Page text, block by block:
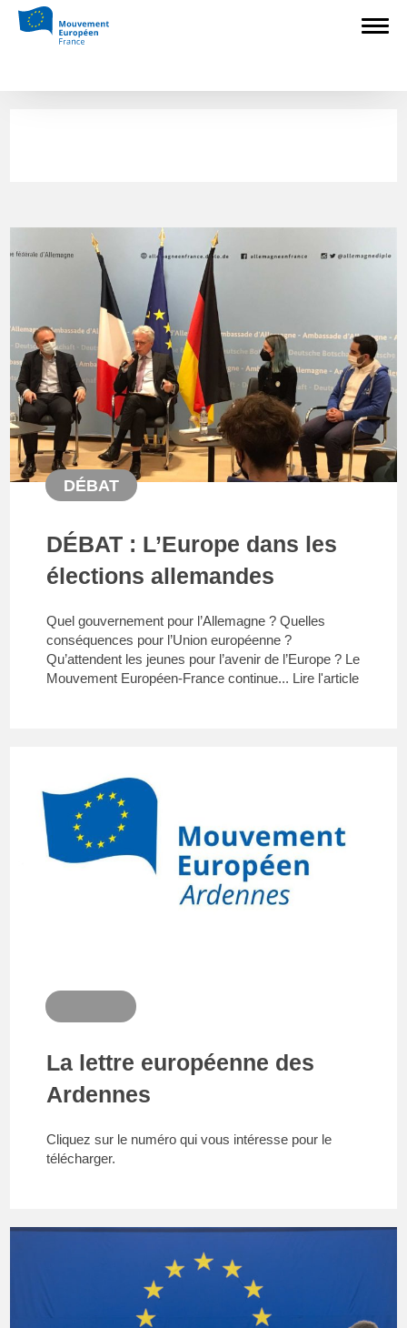
DÉBAT
DÉBAT : L’Europe dans les
élections allemandes
Quel gouvernement pour l’Allemagne ? Quelles
conséquences pour l’Union européenne ?
Qu’attendent les jeunes pour l’avenir de l’Europe ? Le
Mouvement Européen-France continue... Lire l'article
La lettre européenne des
Ardennes
Cliquez sur le numéro qui vous intéresse pour le
télécharger.